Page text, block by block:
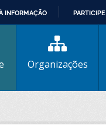
INFORMAÇÃO PARTICIPE
Organizações